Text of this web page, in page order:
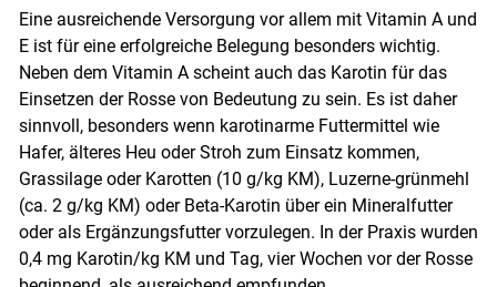
Eine ausreichende Versorgung vor allem mit Vitamin A und
E ist für eine erfolgreiche Belegung besonders wichtig.
Neben dem Vitamin A scheint auch das Karotin für das
Einsetzen der Rosse von Bedeutung zu sein. Es ist daher
sinnvoll, besonders wenn karotinarme Futtermittel wie
Hafer, älteres Heu oder Stroh zum Einsatz kommen,
Grassilage oder Karotten (10 g/kg KM), Luzerne-grünmehl
(ca. 2 g/kg KM) oder Beta-Karotin über ein Mineralfutter
oder als Ergänzungsfutter vorzulegen. In der Praxis wurden
0,4 mg Karotin/kg KM und Tag, vier Wochen vor der Rosse